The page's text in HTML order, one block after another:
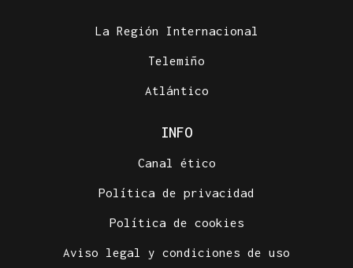
La Región Internacional
Telemiño
Atlántico
INFO
Canal ético
Política de privacidad
Política de cookies
Aviso legal y condiciones de uso